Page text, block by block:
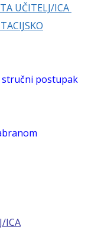
UČITELJ/ICA
stručni postupak
ICA